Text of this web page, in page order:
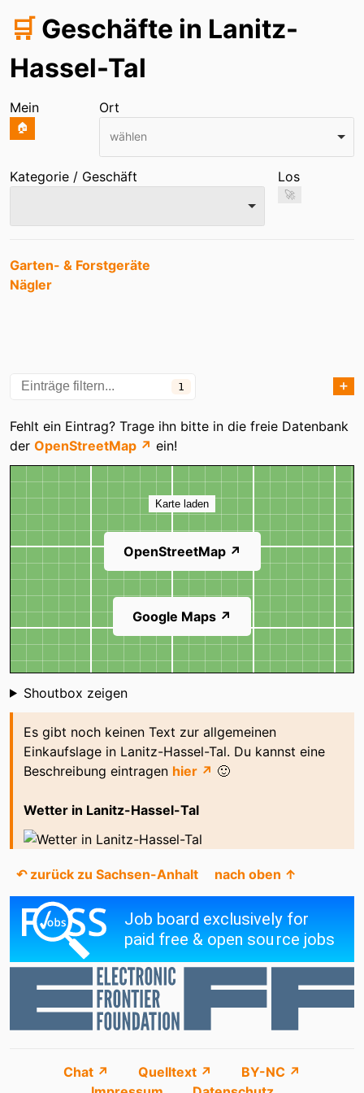
🛒 Geschäfte in Lanitz-
Hassel-Tal
Mein
🏠
Ort
wählen
Kategorie / Geschäft Los
🚀
Einträge
Garten- & Forstgeräte
Nägler
1 ➕
Kategorien
Fehlt ein Eintrag? Trage ihn bitte in die freie Datenbank
der OpenStreetMap ↗ ein!
Karte
Karte laden
OpenStreetMap ↗
Google Maps ↗
Shoutbox
Shoutbox zeigen
Es gibt noch keinen Text zur allgemeinen
Einkaufslage in Lanitz-Hassel-Tal. Du kannst eine
Beschreibung eintragen hier ↗ 🙂
Wetter in Lanitz-Hassel-Tal
↶ zurück zu Sachsen-Anhalt nach oben ↑
Chat ↗ Quelltext ↗
BY-NC ↗